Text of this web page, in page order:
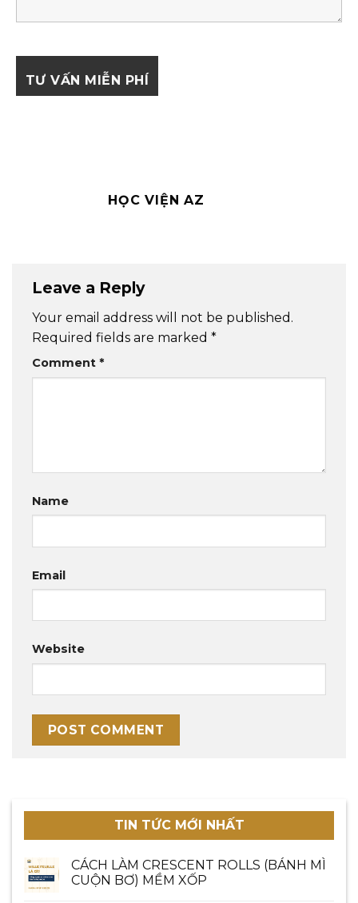
HỌC VIỆN AZ
Leave a Reply
Your email address will not be published.
Required fields are marked *
Comment *
Name
Email
Website
TIN TỨC MỚI NHẤT
CÁCH LÀM CRESCENT ROLLS (BÁNH MÌ
CUỘN BƠ) MỀM XỐP